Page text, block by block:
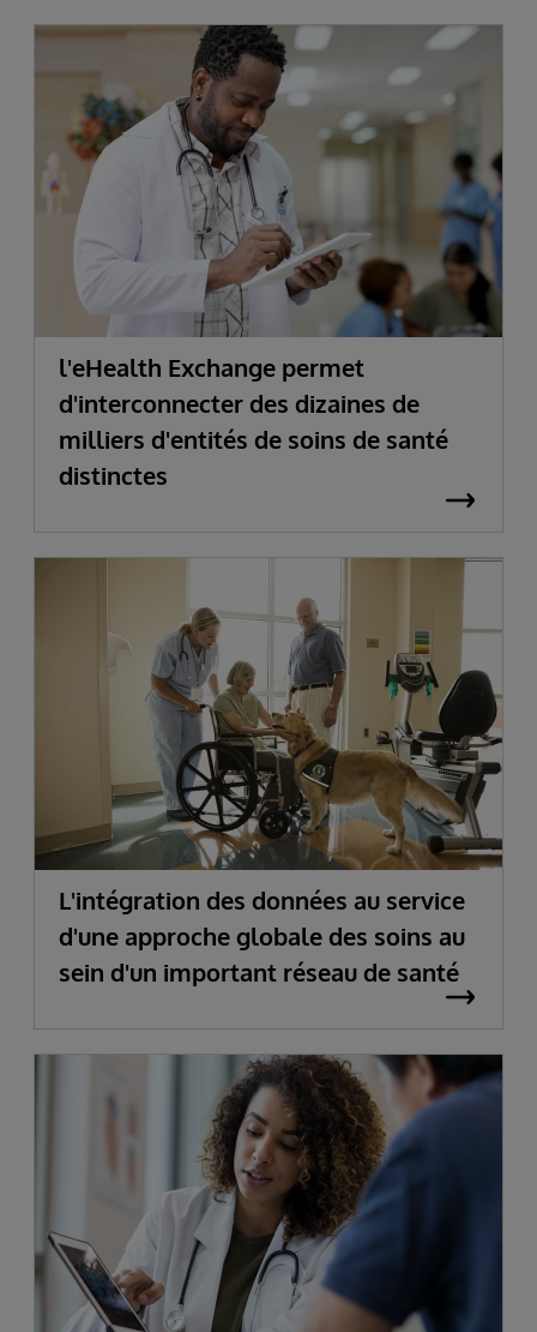
l'eHealth Exchange permet
d'interconnecter des dizaines de
milliers d'entités de soins de santé
distinctes
L'intégration des données au service
d'une approche globale des soins au
sein d'un important réseau de santé